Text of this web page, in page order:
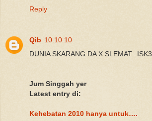
Reply
Qib 10.10.10
DUNIA SKARANG DA X SLEMAT.. ISK3
Jum Singgah yer
Latest entry di:
Kehebatan 2010 hanya untuk….